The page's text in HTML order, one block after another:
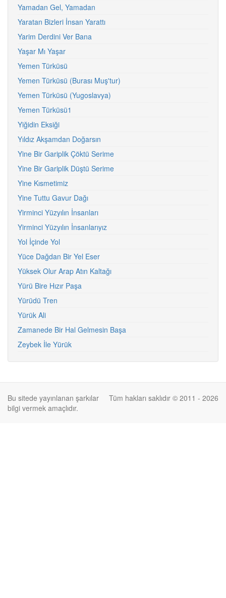
Yamadan Gel, Yamadan
Yaratan Bizleri İnsan Yarattı
Yarim Derdini Ver Bana
Yaşar Mı Yaşar
Yemen Türküsü
Yemen Türküsü (Burası Muş'tur)
Yemen Türküsü (Yugoslavya)
Yemen Türküsü1
Yiğidin Eksiği
Yıldız Akşamdan Doğarsın
Yine Bir Gariplik Çöktü Serime
Yine Bir Gariplik Düştü Serime
Yine Kısmetimiz
Yine Tuttu Gavur Dağı
Yirminci Yüzyılın İnsanları
Yirminci Yüzyılın İnsanlarıyız
Yol İçinde Yol
Yüce Dağdan Bir Yel Eser
Yüksek Olur Arap Atın Kaltağı
Yürü Bire Hızır Paşa
Yürüdü Tren
Yürük Ali
Zamanede Bir Hal Gelmesin Başa
Zeybek İle Yürük
Tüm hakları saklıdır © 2011 - 2026
Bu sitede yayınlanan şarkılar
bilgi vermek amaçlıdır.